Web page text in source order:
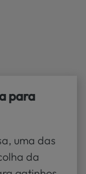
uma das
da